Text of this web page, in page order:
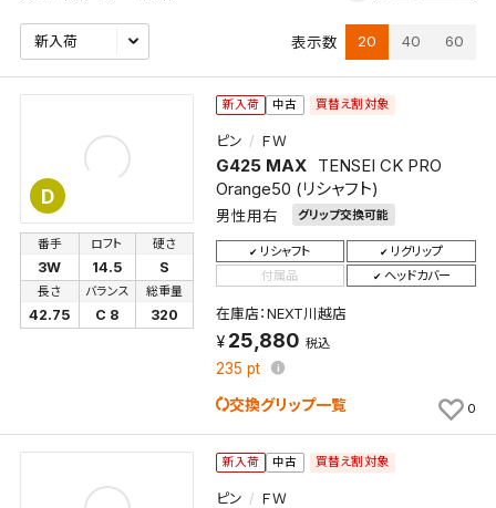
表示数 20 40 60
D
新入荷 中古 買替え割対象
ピン ＦＷ
G425 MAX
TENSEI CK PRO
Orange50 (リシャフト)
男性用右 グリップ交換可能
番手
3W
ロフト
14.5
硬さ
S
長さ
42.75
バランス
C 8
総重量
320
リシャフト
リグリップ
付属品
ヘッドカバー
在庫店：NEXT川越店
25,880 税込
235 pt
交換グリップ一覧 0
新入荷 中古 買替え割対象
ピン ＦＷ